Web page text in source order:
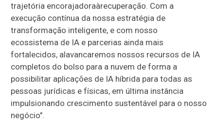
trajetória encorajadoraàrecuperação. Com a
execução contínua da nossa estratégia de
transformação inteligente, e com nosso
ecossistema de IA e parcerias ainda mais
fortalecidos, alavancaremos nossos recursos de IA
completos do bolso para a nuvem de forma a
possibilitar aplicações de IA híbrida para todas as
pessoas jurídicas e físicas, em última instância
impulsionando crescimento sustentável para o nosso
negócio".